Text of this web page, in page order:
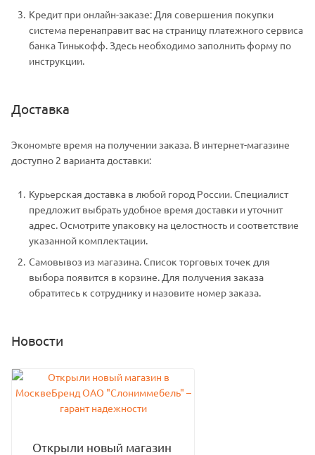
Кредит при онлайн-заказе: Для совершения покупки
система перенаправит вас на страницу платежного сервиса
банка Тинькофф. Здесь необходимо заполнить форму по
инструкции.
Доставка
Экономьте время на получении заказа. В интернет-магазине
доступно 2 варианта доставки:
Курьерская доставка в любой город России. Специалист
предложит выбрать удобное время доставки и уточнит
адрес. Осмотрите упаковку на целостность и соответствие
указанной комплектации.
Самовывоз из магазина. Список торговых точек для
выбора появится в корзине. Для получения заказа
обратитесь к сотруднику и назовите номер заказа.
Новости
Открыли новый магазин